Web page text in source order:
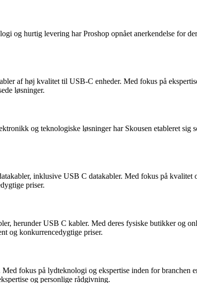
og hurtig levering har Proshop opnået anerkendelse for
af høj kvalitet til USB-C enheder. Med fokus på
løsninger.
og teknologiske løsninger har Skousen etableret sig
inklusive USB C datakabler. Med fokus på kvalitet
priser.
herunder USB C kabler. Med deres fysiske butikker og
og konkurrencedygtige priser.
fokus på lydteknologi og ekspertise inden for branchen
og personlige rådgivning.